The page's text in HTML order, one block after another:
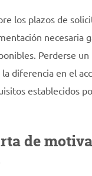
los plazos de
Perderse
diferencia en el
establecidos
de